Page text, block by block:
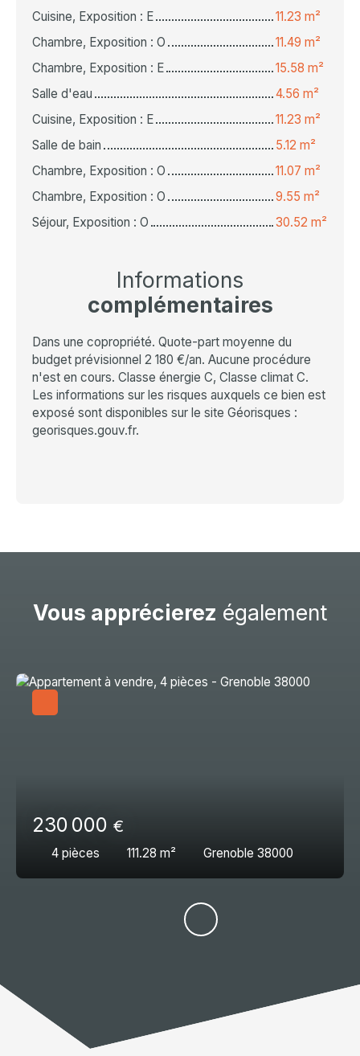
Cuisine, Exposition : E
11.23 m²
Chambre, Exposition : O
11.49 m²
Chambre, Exposition : E
15.58 m²
Salle d'eau
4.56 m²
Cuisine, Exposition : E
11.23 m²
Salle de bain
5.12 m²
Chambre, Exposition : O
11.07 m²
Chambre, Exposition : O
9.55 m²
Séjour, Exposition : O
30.52 m²
Informations
complémentaires
Dans une copropriété. Quote-part moyenne du
budget prévisionnel 2 180 €/an. Aucune procédure
n'est en cours. Classe énergie C, Classe climat C.
Les informations sur les risques auxquels ce bien est
exposé sont disponibles sur le site Géorisques :
georisques.gouv.fr.
Vous apprécierez également
230 000 €
4 pièces 111.28 m² Grenoble 38000